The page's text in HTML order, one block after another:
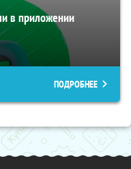
в приложении
ПОДРОБНЕЕ